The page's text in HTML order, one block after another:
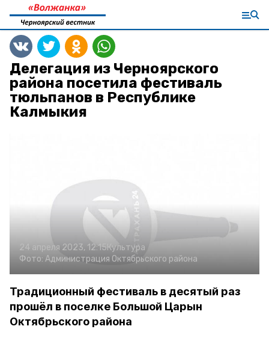
Делегация из Черноярского
района посетила фестиваль
тюльпанов в Республике
Калмыкия
24 апреля 2023, 12:15Культура
Фото: Администрация Октябрьского района
Традиционный фестиваль в десятый раз
прошёл в поселке Большой Царын
Октябрьского района